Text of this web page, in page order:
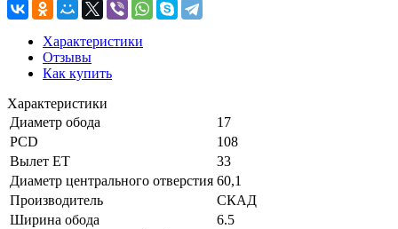
Характеристики
Отзывы
Как купить
Характеристики
Диаметр обода
17
PCD
108
Вылет ET
33
Диаметр центрального отверстия 60,1
Производитель
СКАД
Ширина обода
6.5